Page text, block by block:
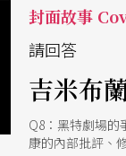
常的演出，改編
同性戀夫夫，使
團《莎士比亞的
封面故事
請回答
吉米布
Q8：黑特劇場的
康的內部批評、